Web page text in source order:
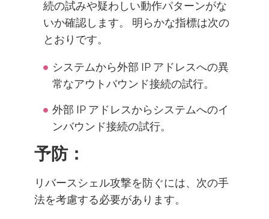
続の試みや疑わしい動作パターンがな
いか確認します。 明らかな指標は次の
とおりです。
システムから外部 IP アドレスへの異
常なアウトバウンド接続の試行。
外部 IP アドレスからシステムへのイ
ンバウンド接続の試行。
予防：
リバースシェル攻撃を防ぐには、次の手
法を考慮する必要があります。